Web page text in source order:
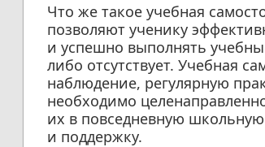
Что же такое учебная
позволяют ученику
и успешно выполнять
либо отсутствует. Учебная
наблюдение, регулярную
необходимо
их в повседневную
и поддержку.